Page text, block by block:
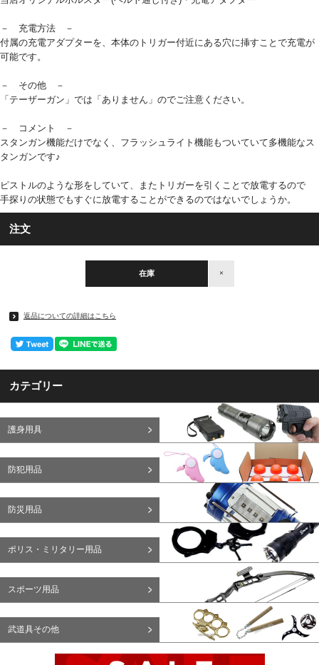
－ 充電方法 －
付属の充電アダプターを、本体のトリガー付近にある穴に挿すことで充電が
可能です。
－ その他 －
「テーザーガン」では「ありません」のでご注意ください。
－ コメント －
スタンガン機能だけでなく、フラッシュライト機能もついていて多機能なス
タンガンです♪
ピストルのような形をしていて、またトリガーを引くことで放電するので
手探りの状態でもすぐに放電することができるのではないでしょうか。
注文
在庫 ×
返品についての詳細はこちら
カテゴリー
護身用具
防犯用品
防災用品
ポリス・ミリタリー用品
スポーツ用品
武道具その他